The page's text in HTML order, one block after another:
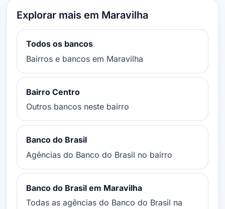
Explorar mais em Maravilha
Todos os bancos
Bairros e bancos em Maravilha
Bairro Centro
Outros bancos neste bairro
Banco do Brasil
Agências do Banco do Brasil no bairro
Banco do Brasil em Maravilha
Todas as agências do Banco do Brasil na